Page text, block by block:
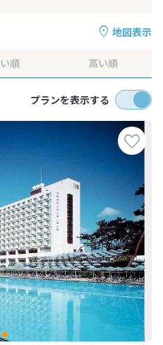
地図表示
順 高い順
プランを表示する